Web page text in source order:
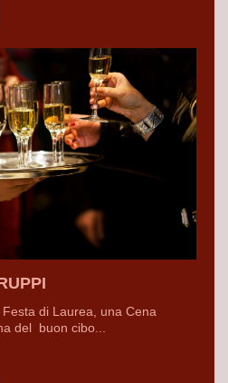
di Laurea, una Cena
del buon cibo...